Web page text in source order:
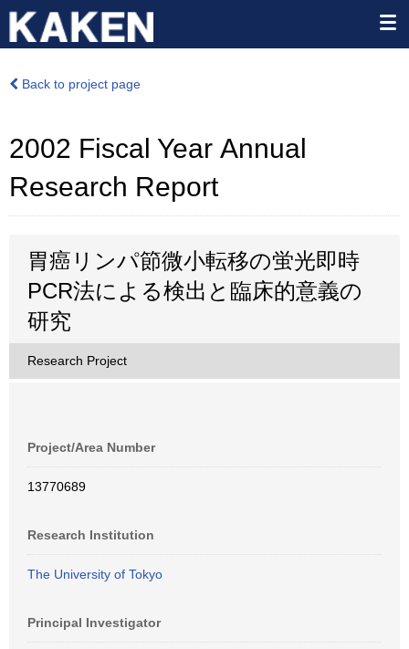
Back to project page
2002 Fiscal Year Annual
Research Report
胃癌リンパ節微小転移の蛍光即時
PCR法による検出と臨床的意義の
研究
Research Project
Project/Area Number
13770689
Research Institution
The University of Tokyo
Principal Investigator